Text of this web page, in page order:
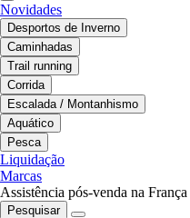
Novidades
Desportos de Inverno
Caminhadas
Trail running
Corrida
Escalada / Montanhismo
Aquático
Pesca
Liquidação
Marcas
Assistência pós-venda na França
Pesquisar